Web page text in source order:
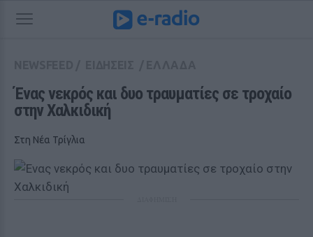
Ένας νεκρός και δυο τραυματίες σε τροχαίο
στην Χαλκιδική
Στη Νέα Τρίγλια